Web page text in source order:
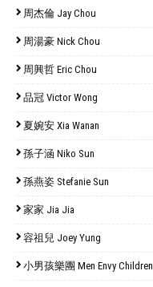
周杰倫 Jay Chou
周湯豪 Nick Chou
周興哲 Eric Chou
品冠 Victor Wong
夏婉安 Xia Wanan
孫子涵 Niko Sun
孫燕姿 Stefanie Sun
家家 Jia Jia
容祖兒 Joey Yung
小男孩樂團 Men Envy Children